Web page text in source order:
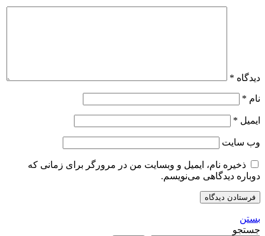
دیدگاه *
نام *
ایمیل *
وب‌ سایت
ذخیره نام، ایمیل و وبسایت من در مرورگر برای زمانی که
دوباره دیدگاهی می‌نویسم.
بستن
جستجو